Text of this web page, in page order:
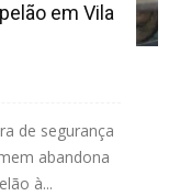
em Vila
de segurança
abandona
à...